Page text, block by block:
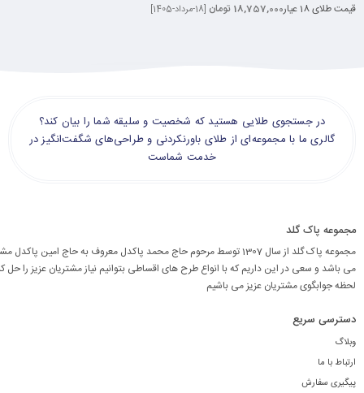
قیمت طلای 18 عیار 18,757,000 تومان [18-مرداد-1405]
در جستجوی طلایی هستید که شخصیت و سلیقه شما را بیان کند؟
گالری ما با مجموعه‌ای از طلای باورنکردنی و طراحی‌های شگفت‌انگیز در
خدمت شماست
مجموعه پاک گلد
مجموعه پاک گلد از سال 1307 توسط مرحوم حاج محمد پاکدل معروف به حاج امین
می باشد و سعی در این داریم که با انواع طرح های اقساطی بتوانیم نیاز مشتریان عزیز را حل
لحظه جوابگوی مشتریان عزیز می باشیم
دسترسی سریع
وبلاگ
ارتباط با ما
پیگیری سفارش